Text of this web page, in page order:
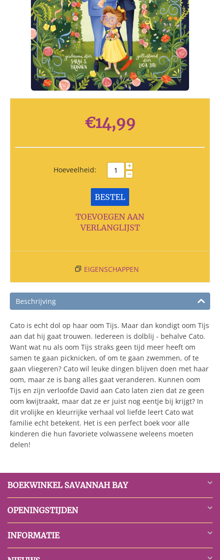
€14,99
Hoeveelheid: +
−
BESTEL
TOEVOEGEN AAN
VERLANGLIJST
EIGENSCHAPPEN
Beschrijving
Cato is echt dol op haar oom Tijs. Maar dan kondigt oom Tijs
aan dat hij gaat trouwen. Iedereen is dolblij - behalve Cato.
Want wat nu als oom Tijs straks geen tijd meer heeft om
samen te gaan picknicken, of om te gaan zwemmen, of te
gaan vliegeren? Cato wil leuke dingen blijven doen met haar
oom, maar ze is bang alles gaat veranderen. Kunnen oom
Tijs en zijn verloofde David aan Cato laten zien dat ze geen
oom kwijtraakt, maar dat ze er juist nog eentje bij krijgt? In
dit vrolijke en kleurrijke verhaal vol liefde leert Cato wat
familie echt betekent. Het is een perfect boek voor alle
kinderen die hun favoriete volwassene weleens moeten
delen!
BOEKWINKEL SAVANNAH BAY
OPENINGSTIJDEN
INFORMATIE